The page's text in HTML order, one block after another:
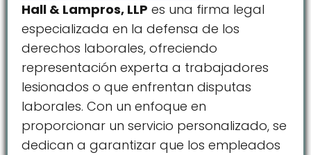
Hall & Lampros, LLP es una firma legal
especializada en la defensa de los
derechos laborales, ofreciendo
representación experta a trabajadores
lesionados o que enfrentan disputas
laborales. Con un enfoque en
proporcionar un servicio personalizado, se
dedican a garantizar que los empleados